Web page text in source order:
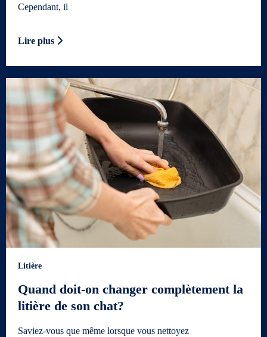
Cependant, il
Lire plus
Litière
Quand doit-on changer complètement la
litière de son chat?
Saviez-vous que même lorsque vous nettoyez